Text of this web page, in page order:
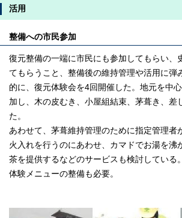
活用
整備への市民参加
復元整備の一端に市民にも参加してもらい、
てもらうこと、整備後の維持管理や活用に弾
的に、復元体験会を4回開催した。地元を中
加し、木の皮むき、小屋組結束、茅葺き、差
た。
あわせて、茅葺維持管理のために指定管理者
火入れを行うのにあわせ、カマドでお湯を沸
茶を提供するなどのサービスも検討している
体験メニューの整備も必要。